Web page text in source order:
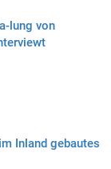
lung von
Inland gebautes